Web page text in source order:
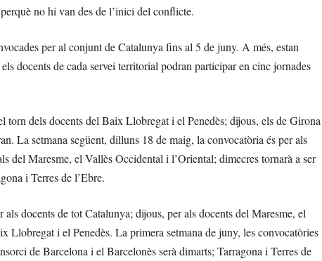
no hi van des de l’inici del conflicte.
per al conjunt de Catalunya fins al 5 de juny. A més, estan
docents de cada servei territorial podran participar en cinc jornades
torn dels docents del Baix Llobregat i el Penedès; dijous, els de Girona
La setmana següent, dilluns 18 de maig, la convocatòria és per als
del Maresme, el Vallès Occidental i l’Oriental; dimecres tornarà a ser
i Terres de l’Ebre.
docents de tot Catalunya; dijous, per als docents del Maresme, el
i el Penedès. La primera setmana de juny, les convocatòries
de Barcelona i el Barcelonès serà dimarts; Tarragona i Terres de